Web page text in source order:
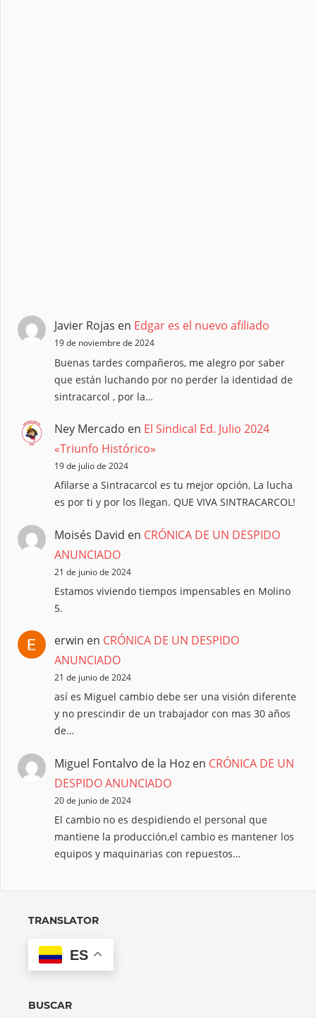
Javier Rojas en Edgar es el nuevo afiliado
19 de noviembre de 2024
Buenas tardes compañeros, me alegro por saber
que están luchando por no perder la identidad de
sintracarcol , por la…
Ney Mercado en El Sindical Ed. Julio 2024
«Triunfo Histórico»
19 de julio de 2024
Afilarse a Sintracarcol es tu mejor opción, La lucha
es por ti y por los llegan. QUE VIVA SINTRACARCOL!
Moisés David en CRÓNICA DE UN DESPIDO
ANUNCIADO
21 de junio de 2024
Estamos viviendo tiempos impensables en Molino
5.
erwin en CRÓNICA DE UN DESPIDO
ANUNCIADO
21 de junio de 2024
así es Miguel cambio debe ser una visión diferente
y no prescindir de un trabajador con mas 30 años
de…
Miguel Fontalvo de la Hoz en CRÓNICA DE UN
DESPIDO ANUNCIADO
20 de junio de 2024
El cambio no es despidiendo el personal que
mantiene la producción,el cambio es mantener los
equipos y maquinarias con repuestos…
TRANSLATOR
ES
BUSCAR